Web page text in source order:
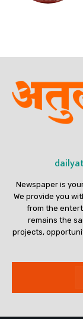
Newspaper is
We provide you
from the
remains the
projects,